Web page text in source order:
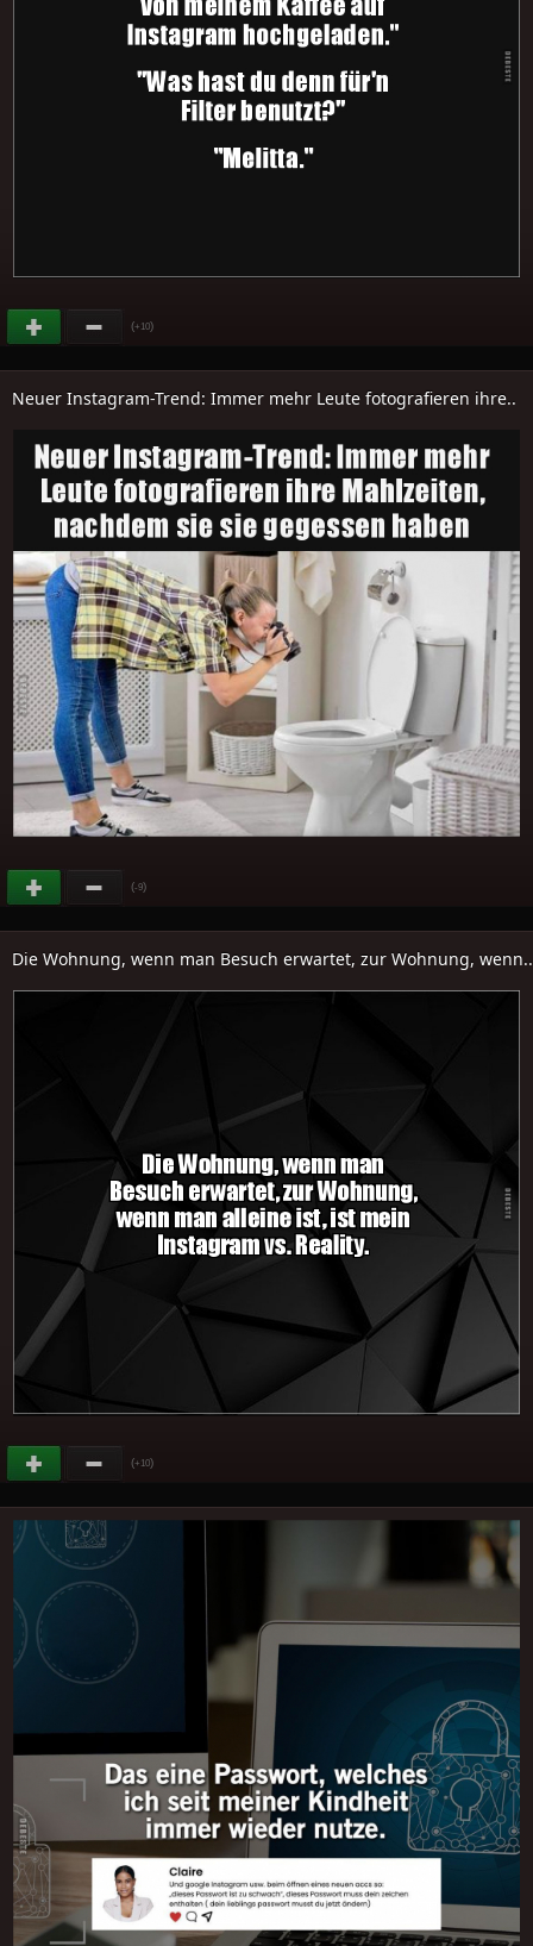
(+10)
Neuer Instagram-Trend: Immer mehr Leute fotografieren ihre..
(-9)
Die Wohnung, wenn man Besuch erwartet, zur Wohnung, wenn..
(+10)